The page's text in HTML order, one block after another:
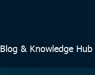
Blog & Knowledge Hub